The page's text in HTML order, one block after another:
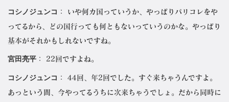
コシノジュンコ ： いや何カ国っていうか、やっぱりパリコレをや
ってるから、どの国行っても何ともないっていうのかな。やっぱり
基本がそれかもしれないですね。
宮田亮平 ： 22回ですよね。
コシノジュンコ ： 44回、年2回でした。すぐ来ちゃうんですよ。
あっという間、今やってるうちに次来ちゃうでしょ。だから同時に